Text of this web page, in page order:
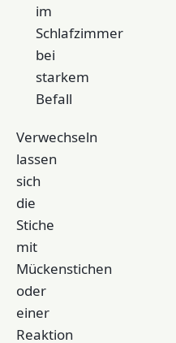
im
Schlafzimmer
bei
starkem
Befall
Verwechseln
lassen
sich
die
Stiche
mit
Mückenstichen
oder
einer
Reaktion